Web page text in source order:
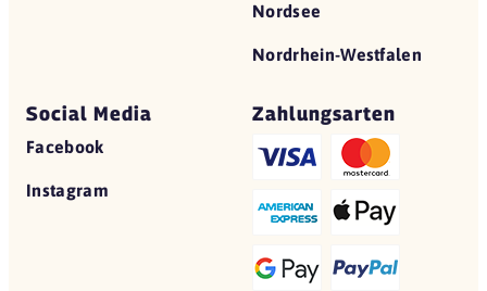
Nordsee
Nordrhein-Westfalen
Social Media
Facebook
Instagram
Zahlungsarten